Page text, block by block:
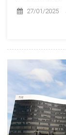
27/01/2025